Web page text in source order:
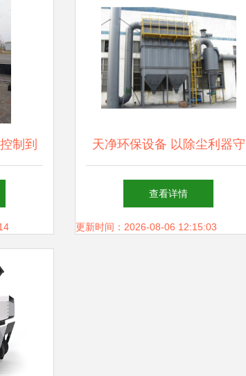
制到
务专
天净环保设备 以除尘利器守
护蓝天，以卓越品质赢得信赖
查看详情
更新时间：2026-08-06 12:15:03